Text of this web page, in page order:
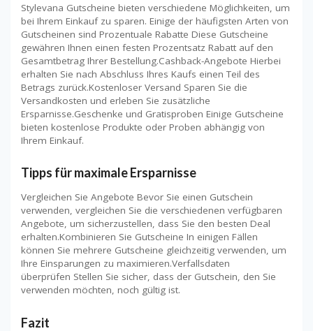
Stylevana Gutscheine bieten verschiedene Möglichkeiten, um
bei Ihrem Einkauf zu sparen. Einige der häufigsten Arten von
Gutscheinen sind Prozentuale Rabatte Diese Gutscheine
gewähren Ihnen einen festen Prozentsatz Rabatt auf den
Gesamtbetrag Ihrer Bestellung.Cashback-Angebote Hierbei
erhalten Sie nach Abschluss Ihres Kaufs einen Teil des
Betrags zurück.Kostenloser Versand Sparen Sie die
Versandkosten und erleben Sie zusätzliche
Ersparnisse.Geschenke und Gratisproben Einige Gutscheine
bieten kostenlose Produkte oder Proben abhängig von
Ihrem Einkauf.
Tipps für maximale Ersparnisse
Vergleichen Sie Angebote Bevor Sie einen Gutschein
verwenden, vergleichen Sie die verschiedenen verfügbaren
Angebote, um sicherzustellen, dass Sie den besten Deal
erhalten.Kombinieren Sie Gutscheine In einigen Fällen
können Sie mehrere Gutscheine gleichzeitig verwenden, um
Ihre Einsparungen zu maximieren.Verfallsdaten
überprüfen Stellen Sie sicher, dass der Gutschein, den Sie
verwenden möchten, noch gültig ist.
Fazit